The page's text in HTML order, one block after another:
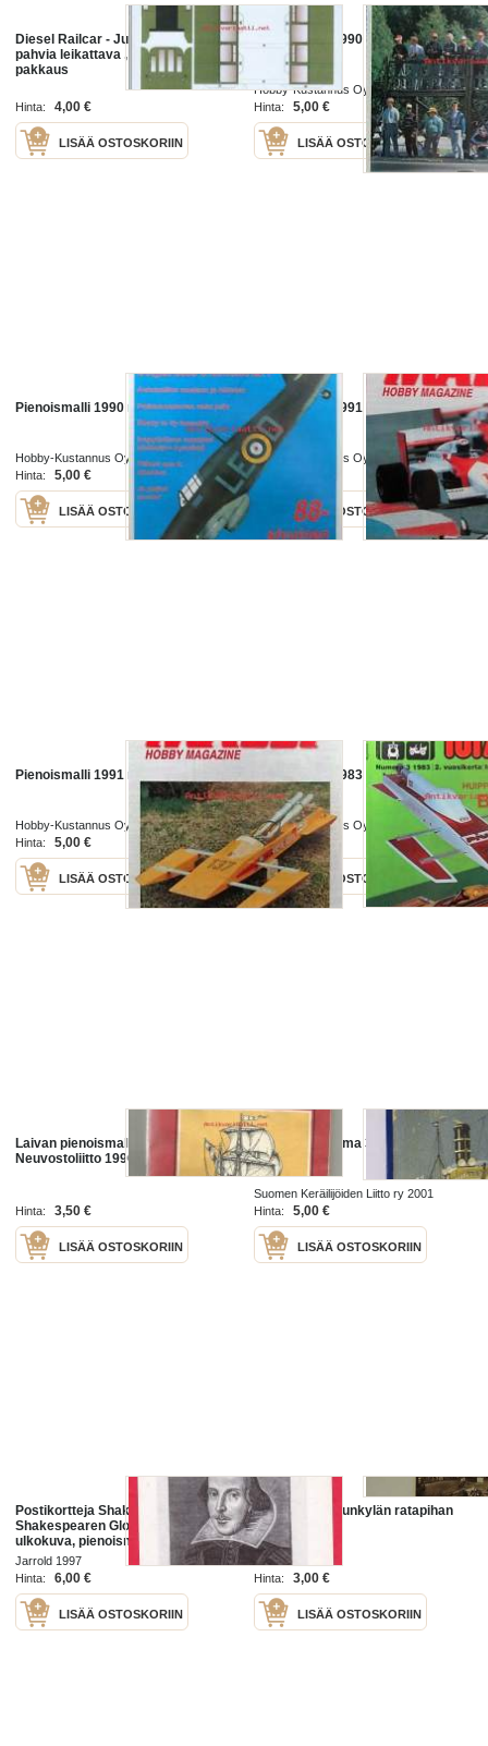
Diesel Railcar - Junan pienoismalli
pahvia leikattava , avaamaton
pakkaus
Hinta: 4,00 €
LISÄÄ OSTOSKORIIN
Pienoismalli 1990 nr 5
Hobby-Kustannus Oy 1990
Hinta:
5,00 €
LISÄÄ OSTOSKORIIN
Pienoismalli 1990 nr 7
Hobby-Kustannus Oy 1990
Hinta:
5,00 €
LISÄÄ OSTOSKORIIN
Pienoismalli 1991 nr 1
Hobby-Kustannus Oy 1991
Hinta:
LISÄÄ OSTOSKORIIN
Pienoismalli 1991 nr 2
Hobby-Kustannus Oy 1991
Hinta:
5,00 €
LISÄÄ OSTOSKORIIN
Pienoismalli 1983 nr 3
Hobby-Kustannus Oy 1983
Hinta:
5,00 €
LISÄÄ OSTOSKORIIN
Laivan pienoismalli lehti
Neuvostoliitto 1990
Hinta: 3,50 €
LISÄÄ OSTOSKORIIN
Keräilyn Maailma 3/2001
Suomen Keräilijöiden Liitto ry 2001
Hinta:
5,00 €
LISÄÄ OSTOSKORIIN
Postikortteja Shakespeare 6 kpl.
Shakespearen Globe-teatterin
ulkokuva, pienoismalli,teatterin
näyttämö, teatterin näyttämö ja
yleisölehterit, teatterin
Jarrold 1997
Hinta:
6,00 €
LISÄÄ OSTOSKORIIN
Postikortti Oulunkylän ratapihan
pienoismalli
Hinta: 3,00 €
LISÄÄ OSTOSKORIIN